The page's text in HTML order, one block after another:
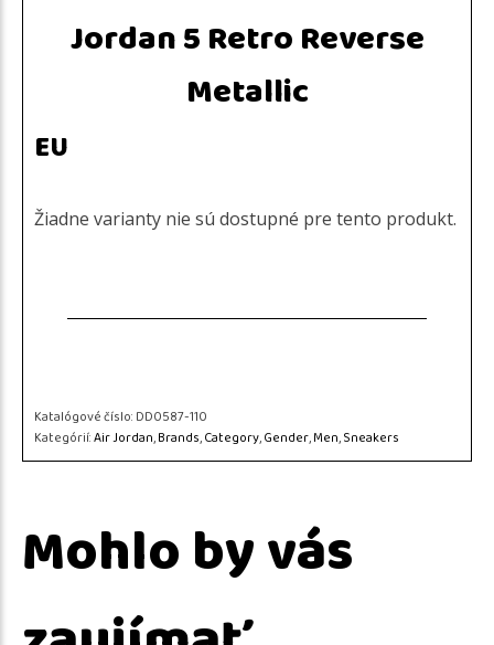
Jordan 5 Retro Reverse
Metallic
EU
Žiadne varianty nie sú dostupné pre tento produkt.
Katalógové číslo:DD0587-110
Kategórií:Air Jordan,Brands,Category,Gender,Men,Sneakers
Mohlo by vás